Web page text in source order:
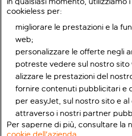
cookieless per:
migliorare le prestazioni e la
web;
personalizzare le offerte negli
potreste vedere sul nostro sito
alizzare le prestazioni del
fornire contenuti pubblicitari e
per easyJet, sul nostro sito e al
attraverso i nostri partner
Per saperne di più, consultare la